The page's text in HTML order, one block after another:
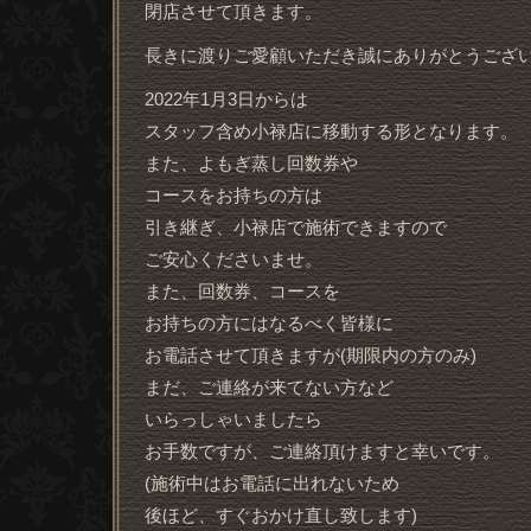
閉店させて頂きます。
長きに渡りご愛顧いただき誠にありがとうござ
2022年1月3日からは
スタッフ含め小禄店に移動する形となります。
また、よもぎ蒸し回数券や
コースをお持ちの方は
引き継ぎ、小禄店で施術できますので
ご安心くださいませ。
また、回数券、コースを
お持ちの方にはなるべく皆様に
お電話させて頂きますが(期限内の方のみ)
まだ、ご連絡が来てない方など
いらっしゃいましたら
お手数ですが、ご連絡頂けますと幸いです。
(施術中はお電話に出れないため
後ほど、すぐおかけ直し致します)